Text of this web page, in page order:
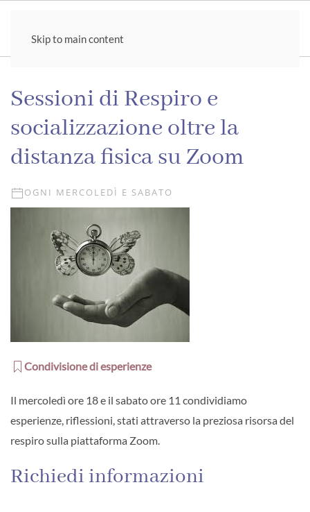
Skip to main content
Sessioni di Respiro e
socializzazione oltre la
distanza fisica su Zoom
OGNI MERCOLEDÌ E SABATO
Condivisione di esperienze
Il mercoledì ore 18 e il sabato ore 11 condividiamo
esperienze, riflessioni, stati attraverso la preziosa risorsa del
respiro sulla piattaforma Zoom.
Richiedi informazioni